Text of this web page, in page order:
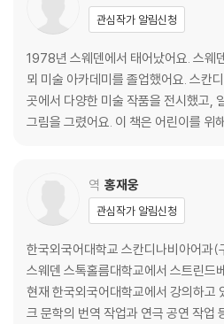
관심작가 알림신청
1978년 스웨덴에서 태어났어요. 스웨
뫼 미술 아카데미를 졸업했어요. 스칸
곳에서 다양한 미술 작품을 전시했고,
그림을 그렸어요. 이 책은 어린이를 위
역 홍재웅
관심작가 알림신청
한국외국어대학교 스칸디나비아어과
스웨덴 스톡홀름대학교에서 스트린드
현재 한국외국어대학교에서 강의하고
크 문학의 번역 작업과 연극 공연 작업